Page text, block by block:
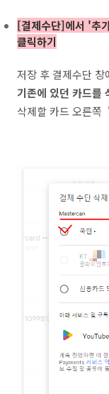
[결제수단]에서 '추
클릭하기
저장 후 결제수단 창
기존에 있던 카드를
삭제할 카드 오른쪽